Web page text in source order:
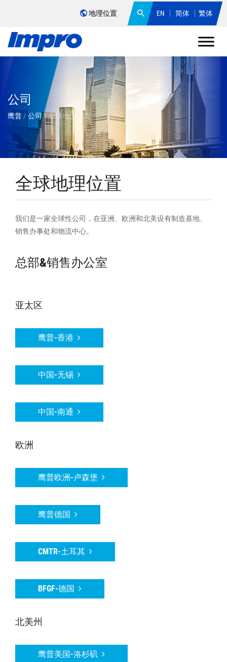
地理位置 EN 简体 繁体
公司
鹰普/ 公司/全球地理位置
全球地理位置
我们是一家全球性公司，在亚洲、欧洲和北美设有制造基地、
销售办事处和物流中心。
总部&销售办公室
亚太区
鹰普-香港
中国-无锡
中国-南通
欧洲
鹰普欧洲-卢森堡
鹰普德国
CMTR-土耳其
BFGF-德国
北美州
鹰普美国-洛杉矶